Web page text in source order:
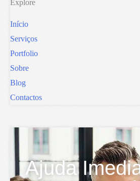
Explore
Início
Serviços
Portfolio
Sobre
Blog
Contactos
Ajuda